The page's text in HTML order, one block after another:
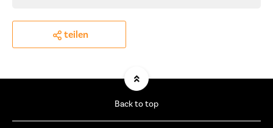
teilen
Back to top